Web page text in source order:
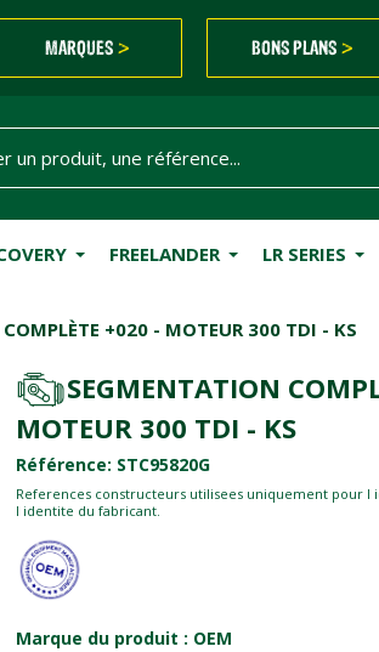
MARQUES > BONS PLANS >
FREELANDER LR SERIES
+020 - MOTEUR 300 TDI - KS
SEGMENTATION
MOTEUR 300 TDI - KS
Référence: STC95820G
References constructeurs utilisees uniquement pour l
l identite du fabricant.
Marque du produit : OEM